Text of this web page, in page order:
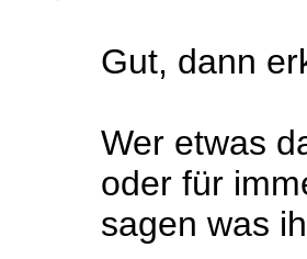
Gut, dann
Wer etwas
oder für
sagen was